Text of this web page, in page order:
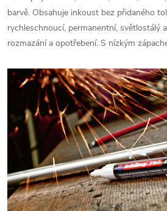
barvě. Obsahuje inkoust bez přidaného
rychleschnoucí, permanentní, světlostálý
rozmazání a opotřebení. S nízkým